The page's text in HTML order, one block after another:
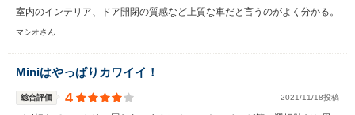
室内のインテリア、ドア開閉の質感など上質な車だと言うのがよく分かる。
マシオさん
Miniはやっぱりカワイイ！
総合評価 4 2021/11/18投稿